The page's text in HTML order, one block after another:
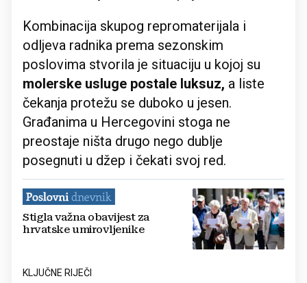
Kombinacija skupog repromaterijala i
odljeva radnika prema sezonskim
poslovima stvorila je situaciju u kojoj su
molerske usluge postale luksuz, a liste
čekanja protežu se duboko u jesen.
Građanima u Hercegovini stoga ne
preostaje ništa drugo nego dublje
posegnuti u džep i čekati svoj red.
Stigla važna obavijest za
hrvatske umirovljenike
KLJUČNE RIJEČI